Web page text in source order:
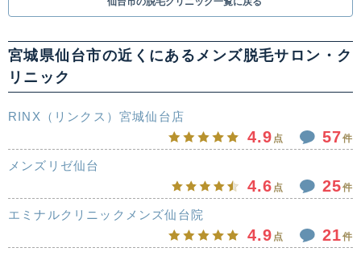
宮城県仙台市の近くにあるメンズ脱毛サロン・ク
リニック
RINX（リンクス）宮城仙台店
4.9 点 57件
メンズリゼ仙台
4.6 点 25件
エミナルクリニックメンズ仙台院
4.9 点 21件